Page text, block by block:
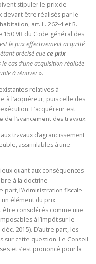
stipuler le prix de
devant être réalisés par le
art. L. 262-4 et R.
150 VB du Code général des
le prix effectivement acquitté
précisé quece prix
le cas d’une acquisition réalisée
à rénover».
relatives à
à l’acquéreur, puis celle des
L’acquéreur est
l’avancement des travaux.
travaux d’agrandissement
assimilables à une
quant aux conséquences
à la doctrine
part, l’Administration fiscale
élément du prix
être considérés comme une
à l’impôt sur le
déc. 2015). D’autre part, les
sur cette question. Le Conseil
et s’est prononcé pour la